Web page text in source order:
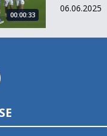
00:00:33
06.06.2025